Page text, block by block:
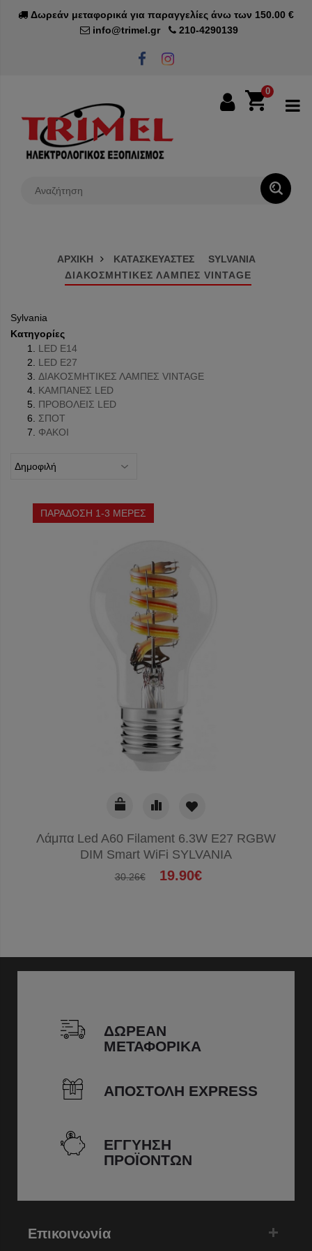
Δωρεάν μεταφορικά για παραγγελίες άνω των 150.00 €
info@trimel.gr
210-4290139
0
ΑΡΧΙΚΗ ΚΑΤΑΣΚΕΥΑΣΤΕΣ
SYLVANIA
ΔΙΑΚΟΣΜΗΤΙΚΕΣ ΛΑΜΠΕΣ VINTAGE
Sylvania
Κατηγορίες
LED Ε14
LED Ε27
ΔΙΑΚΟΣΜΗΤΙΚΕΣ ΛΑΜΠΕΣ VINTAGE
ΚΑΜΠΑΝΕΣ LED
ΠΡΟΒΟΛΕΙΣ LED
ΣΠΟΤ
ΦΑΚΟΙ
ΠΑΡΑΔΟΣΗ 1-3 ΜΕΡΕΣ
Λάμπα Led A60 Filament 6.3W E27 RGBW
DIM Smart WiFi SYLVANIA
30.26€ 19.90€
ΔΩΡΕΑΝ
ΜΕΤΑΦΟΡΙΚΑ
ΑΠΟΣΤΟΛΗ EXPRESS
ΕΓΓΥΗΣΗ
ΠΡΟΪΟΝΤΩΝ
Επικοινωνία